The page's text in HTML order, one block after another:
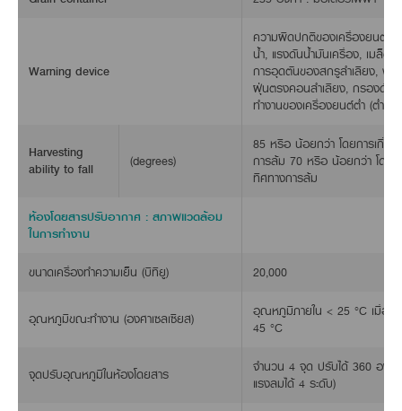
Warning device
ความผิดปกติของเครื่องยนต์,
น้ำ, แรงดันน้ำมันเครื่อง, เมล็ดข้
การอุดตันของสกรูลำเลียง, พัด
ฝุ่นตรงคอนลำเลียง, กรองดั
ทำงานของเครื่องยนต์ต่ำ (ต่ำกว่
Harvesting
ability to fall
(degrees)
85 หรือ น้อยกว่า โดยการเกี่ยว
การล้ม 70 หรือ น้อยกว่า โดยก
ทิศทางการล้ม
ห้องโดยสารปรับอากาศ : สภาพแวดล้อม
ในการทำงาน
ขนาดเครื่องทำความเย็น (บีทียู) 20,000
อุณหภูมิขณะทำงาน (องศาเซลเซียส)
อุณหภูมิภายใน < 25 °C เมื่อภ
45 °C
จุดปรับอุณหภูมิในห้องโดยสาร
จำนวน 4 จุด ปรับได้ 360 องศ
แรงลมได้ 4 ระดับ)